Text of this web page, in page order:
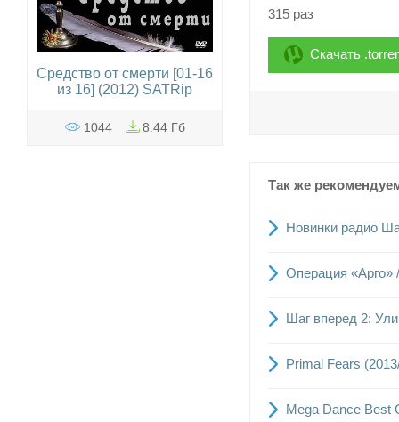
315 раз
Скачать
Так же
Новинки радио
Операция «Арго»
Шаг вперед 2:
Primal Fears
Mega Dance Best
Средство от смерти [01-16
из 16] (2012) SATRip
1044 8.44 Гб